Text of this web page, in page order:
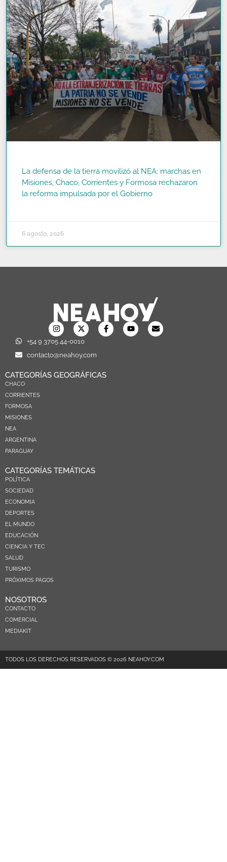
La defensa de la tierra movilizó al NEA: marchas en
Misiones, Chaco, Corrientes y Formosa rechazaron
la reforma impulsada por el Gobierno
6 agosto, 2026
+54 9 3705 44-0010
contacto@neahoy.com
CATEGORÍAS GEOGRÁFICAS
CHACO
CORRIENTES
FORMOSA
MISIONES
NEA
ARGENTINA
PARAGUAY
CATEGORÍAS TEMÁTICAS
POLÍTICA
SOCIEDAD
ECONOMIA
DEPORTES
EL MUNDO
EDUCACIÓN
CIENCIA Y TEC
SALUD
TURISMO
PRÓXIMOS PAGOS
NOSOTROS
CONTACTO
COMERCIAL
MEDIAKIT
TODOS LOS DERECHOS RESERVADOS © 2026 NEAHOY.COM